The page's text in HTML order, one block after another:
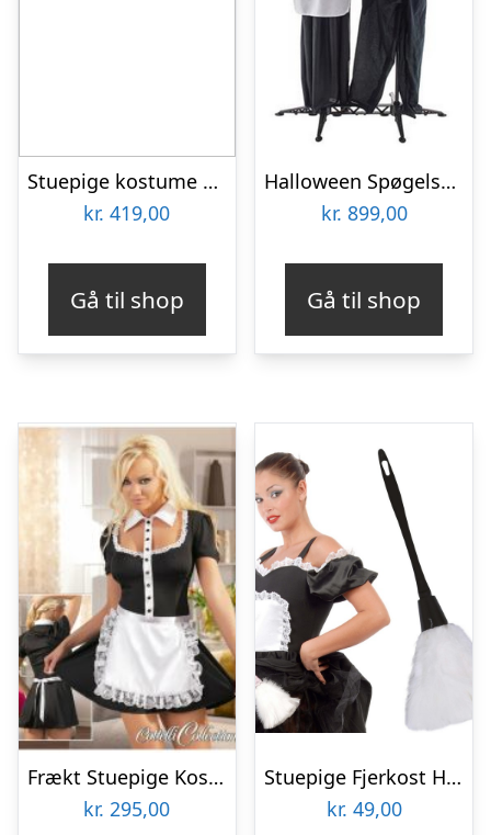
Stuepige kostume med Blondetop
kr. 419,00
Gå til shop
Halloween Spøgelses Butler & Stuepige Med Lyd & Lys
kr. 899,00
Gå til shop
Frækt Stuepige Kostume
kr. 295,00
Stuepige Fjerkost Hvid
kr. 49,00